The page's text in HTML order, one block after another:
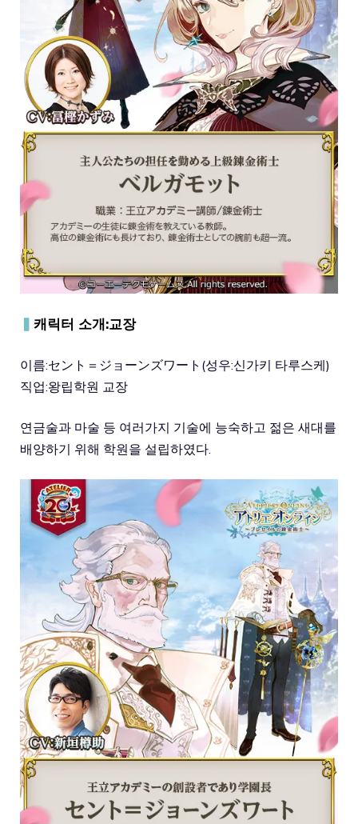
▍ 캐릭터 소개:교장
이름:セント＝ジョーンズワート(성우:신가키 타루스케)
직업:왕립학원 교장
연금술과 마술 등 여러가지 기술에 능숙하고 젊은 새대를
배양하기 위해 학원을 설립하였다.